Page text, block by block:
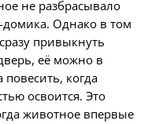
не разбрасывало
домика. Однако в том
привыкнуть
её можно в
когда
освоится. Это
животное впервые